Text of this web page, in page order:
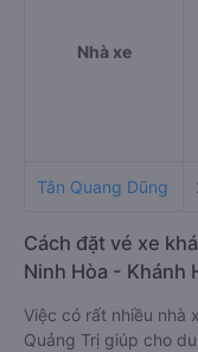
Nhà xe
Tân Quang Dũng
Cách đặt vé xe
Ninh Hòa - Khánh
Việc có rất nhiều nhà
Quảng Trị giúp cho